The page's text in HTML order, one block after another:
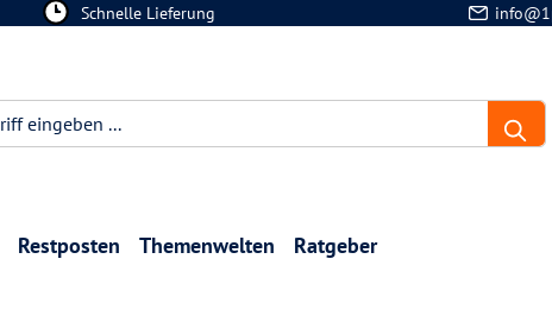
Schnelle Lieferung
Restposten Themenwelten Ratgeber